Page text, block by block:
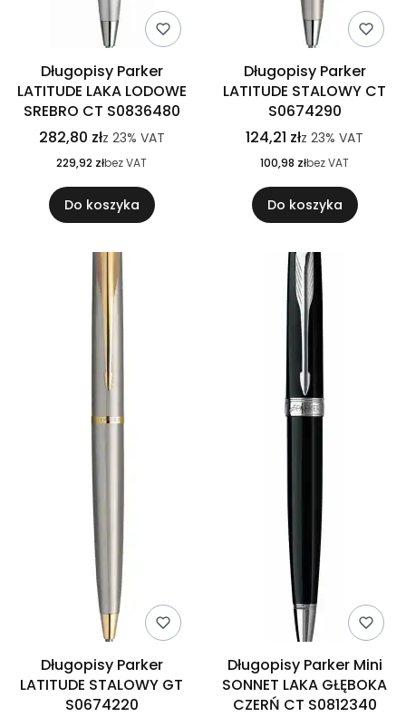
Długopisy Parker
LATITUDE LAKA LODOWE
SREBRO CT S0836480
282,80 złz 23% VAT
229,92 złbez VAT
Do koszyka
Długopisy Parker
LATITUDE STALOWY CT
S0674290
124,21 złz 23% VAT
100,98 złbez VAT
Do koszyka
Długopisy Parker
LATITUDE STALOWY GT
S0674220
Długopisy Parker Mini
SONNET LAKA GŁĘBOKA
CZERŃ CT S0812340